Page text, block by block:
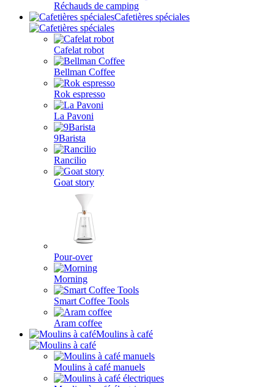
Réchauds de camping
Cafetières spéciales
Cafelat robot
Bellman Coffee
Rok espresso
La Pavoni
9Barista
Rancilio
Goat story
Pour-over
Morning
Smart Coffee Tools
Aram coffee
Moulins à café
Moulins à café manuels